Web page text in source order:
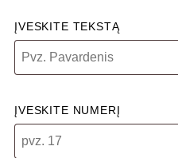
ĮVESKITE TEKSTĄ
ĮVESKITE NUMERĮ